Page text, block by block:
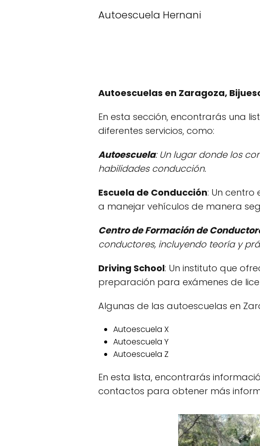
Autoescuela Hernani
Autoescuelas en Zaragoza,
En esta sección, encontrarás una
diferentes servicios, como:
Autoescuela: Un lugar donde los
habilidades conducción.
Escuela de Conducción: Un centro
a manejar vehículos de manera
Centro de Formación de
conductores, incluyendo teoría y
Driving School: Un instituto que
preparación para exámenes de
Algunas de las autoescuelas en
Autoescuela X
Autoescuela Y
Autoescuela Z
En esta lista, encontrarás
contactos para obtener más